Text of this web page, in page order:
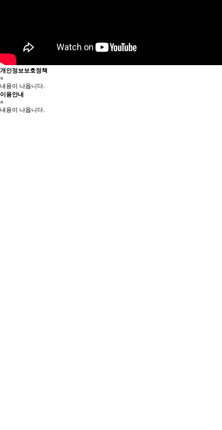
개인정보보호정책
×
내용이 나옵니다.
이용안내
×
내용이 나옵니다.